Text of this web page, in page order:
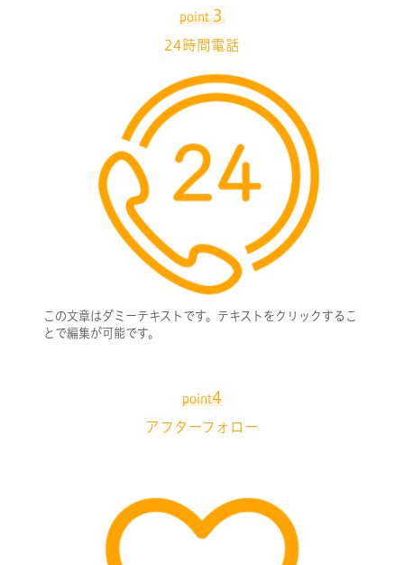
point３
24時間電話
この文章はダミーテキストです。テキストをクリックするこ
とで編集が可能です。
point4
アフターフォロー